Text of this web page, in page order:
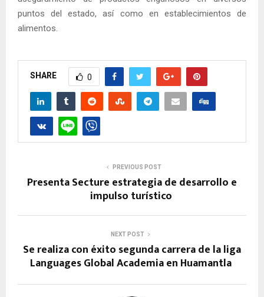
puntos del estado, así como en establecimientos de
alimentos.
SHARE 0
PREVIOUS POST
Presenta Secture estrategia de desarrollo e
impulso turístico
NEXT POST
Se realiza con éxito segunda carrera de la liga
Languages Global Academia en Huamantla